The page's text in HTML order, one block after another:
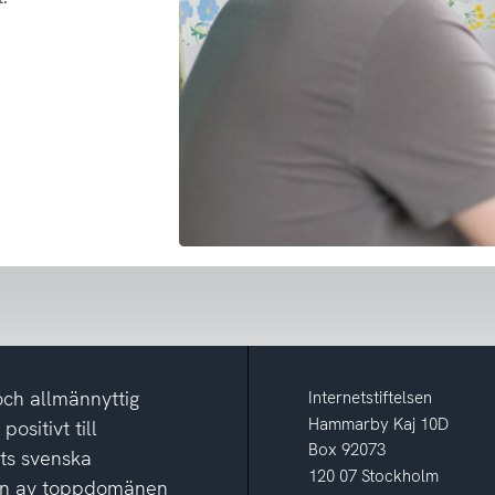
allmännyttig
positivt till
svenska
av toppdomänen
Internetstiftelsen
Hammarby Kaj 10D
Box 92073
120 07 Stockholm